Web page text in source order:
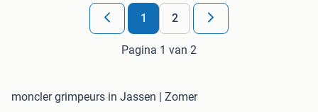
1 2
Pagina 1 van 2
moncler grimpeurs in Jassen | Zomer